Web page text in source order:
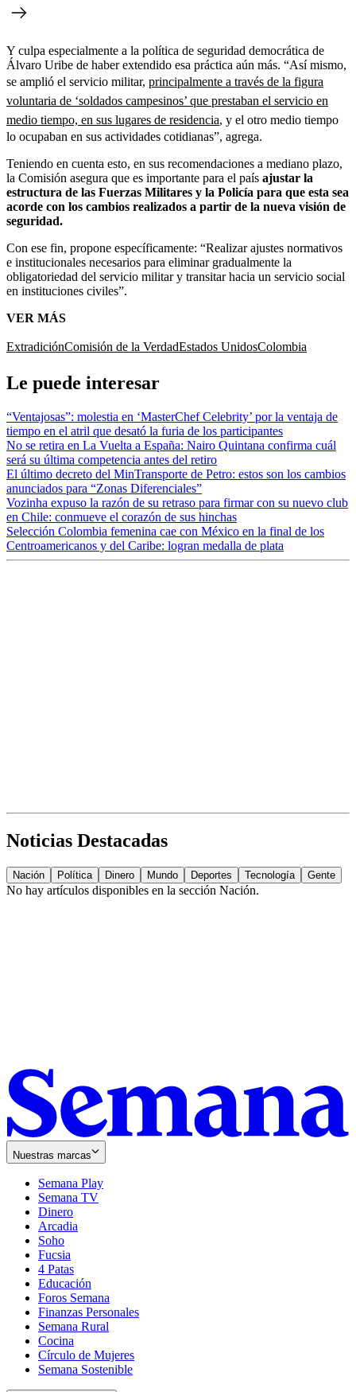
Y culpa especialmente a la política de seguridad democrática de
Álvaro Uribe de haber extendido esa práctica aún más. “Así mismo,
se amplió el servicio militar, principalmente a través de la figura
voluntaria de ‘soldados campesinos’ que prestaban el servicio en
medio tiempo, en sus lugares de residencia, y el otro medio tiempo
lo ocupaban en sus actividades cotidianas”, agrega.
Teniendo en cuenta esto, en sus recomendaciones a mediano plazo,
la Comisión asegura que es importante para el país ajustar la
estructura de las Fuerzas Militares y la Policía para que esta sea
acorde con los cambios realizados a partir de la nueva visión de
seguridad.
Con ese fin, propone específicamente: “Realizar ajustes normativos
e institucionales necesarios para eliminar gradualmente la
obligatoriedad del servicio militar y transitar hacia un servicio social
en instituciones civiles”.
VER MÁS
ExtradiciónComisión de la VerdadEstados UnidosColombia
Le puede interesar
“Ventajosas”: molestia en ‘MasterChef Celebrity’ por la ventaja de
tiempo en el atril que desató la furia de los participantes
No se retira en La Vuelta a España: Nairo Quintana confirma cuál
será su última competencia antes del retiro
El último decreto del MinTransporte de Petro: estos son los cambios
anunciados para “Zonas Diferenciales”
Vozinha expuso la razón de su retraso para firmar con su nuevo club
en Chile: conmueve el corazón de sus hinchas
Selección Colombia femenina cae con México en la final de los
Centroamericanos y del Caribe: logran medalla de plata
Noticias Destacadas
Nación Política Dinero Mundo Deportes Tecnología Gente
No hay artículos disponibles en la sección Nación.
Nuestras marcas
Semana Play
Semana TV
Dinero
Arcadia
Soho
in
new
window
Fucsia
in
new
window
4 Patas
Educación
Foros Semana
Finanzas Personales
Semana Rural
Cocina
Círculo de Mujeres
Semana Sostenible